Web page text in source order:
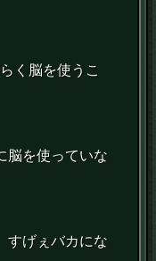
く脳を使うこ
脳を使っていな
すげぇバカにな